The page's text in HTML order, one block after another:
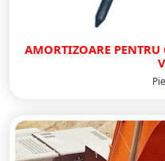
AMORTIZOARE